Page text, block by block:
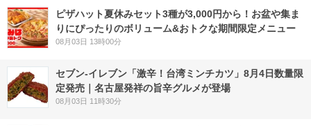
ピザハット夏休みセット3種が3,000円から！お盆や集ま
りにぴったりのボリューム&おトクな期間限定メニュー
08月03日 13時00分
セブン-イレブン「激辛！台湾ミンチカツ」8月4日数量限
定発売｜名古屋発祥の旨辛グルメが登場
08月03日 11時30分